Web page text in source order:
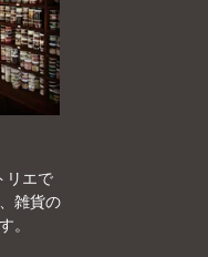
リエで
雑貨の
。